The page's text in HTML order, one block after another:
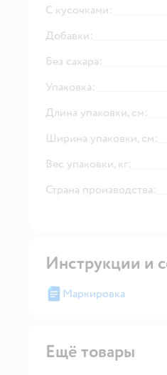
С кусочками:
Добавки:
Без сахара:
Упаковка:
Длина упаковки, см:
Ширина упаковки, см:
Вес упаковки, кг:
Страна производства:
Инструкции и
Маркировка
Ещё товары